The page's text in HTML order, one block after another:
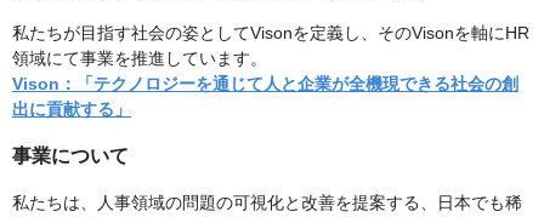
私たちが目指す社会の姿としてVisonを定義し、そのVisonを軸にHR
領域にて事業を推進しています。
Vison：「テクノロジーを通じて人と企業が全機現できる社会の創
出に貢献する」
事業について
私たちは、人事領域の問題の可視化と改善を提案する、日本でも稀